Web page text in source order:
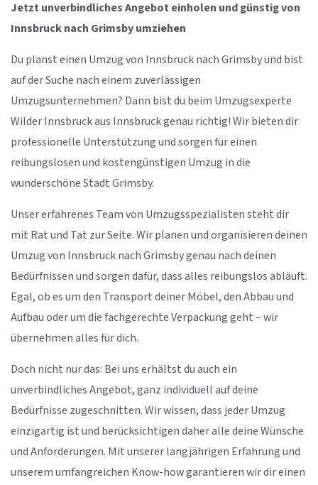
Jetzt unverbindliches Angebot einholen und günstig von
Innsbruck nach Grimsby umziehen
Du planst einen Umzug von Innsbruck nach Grimsby und bist
auf der Suche nach einem zuverlässigen
Umzugsunternehmen? Dann bist du beim Umzugsexperte
Wilder Innsbruck aus Innsbruck genau richtig! Wir bieten dir
professionelle Unterstützung und sorgen für einen
reibungslosen und kostengünstigen Umzug in die
wunderschöne Stadt Grimsby.
Unser erfahrenes Team von Umzugsspezialisten steht dir
mit Rat und Tat zur Seite. Wir planen und organisieren deinen
Umzug von Innsbruck nach Grimsby genau nach deinen
Bedürfnissen und sorgen dafür, dass alles reibungslos abläuft.
Egal, ob es um den Transport deiner Möbel, den Abbau und
Aufbau oder um die fachgerechte Verpackung geht – wir
übernehmen alles für dich.
Doch nicht nur das: Bei uns erhältst du auch ein
unverbindliches Angebot, ganz individuell auf deine
Bedürfnisse zugeschnitten. Wir wissen, dass jeder Umzug
einzigartig ist und berücksichtigen daher alle deine Wünsche
und Anforderungen. Mit unserer langjährigen Erfahrung und
unserem umfangreichen Know-how garantieren wir dir einen